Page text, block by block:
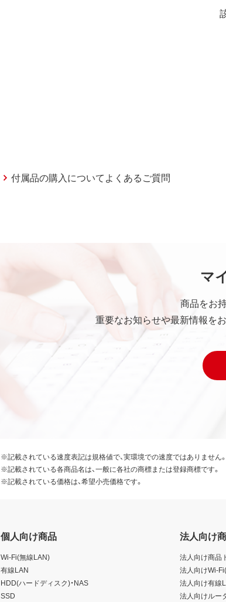
付属品の購入についてよくあるご質問
マ
商品をお
重要なお知らせや最新情報を
※記載されている速度表記は規格値で、実環境での速度ではありません。
※記載されている各商品名は、一般に各社の商標または登録商標です。
※記載されている価格は、希望小売価格です。
個人向け商品
Wi-Fi(無線LAN)
有線LAN
HDD(ハードディスク)・NAS
SSD
法人向け
法人向け商品
法人向けWi-
法人向け有線
法人向けルー